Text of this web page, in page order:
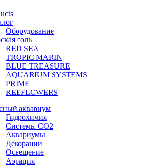
Оборудование
соль
RED SEA
TROPIC MARIN
BLUE TREASURE
AQUARIUM SYSTEMS
PRIME
REEFLOWERS
аквариум
Гидрохимия
Системы СО2
Аквариумы
Декорации
Освещение
Аэрация